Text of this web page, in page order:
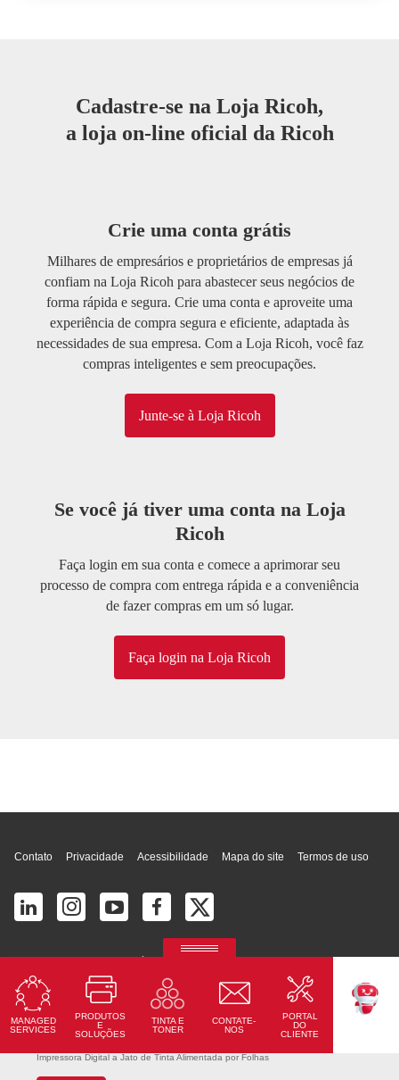
Cadastre-se na Loja Ricoh,
a loja on-line oficial da Ricoh
Crie uma conta grátis
Milhares de empresários e proprietários de empresas já
confiam na Loja Ricoh para abastecer seus negócios de
forma rápida e segura. Crie uma conta e aproveite uma
experiência de compra segura e eficiente, adaptada às
necessidades de sua empresa. Com a Loja Ricoh, você faz
compras inteligentes e sem preocupações.
Junte-se à Loja Ricoh
Se você já tiver uma conta na Loja
Ricoh
Faça login em sua conta e comece a aprimorar seu
processo de compra com entrega rápida e a conveniência
de fazer compras em um só lugar.
Faça login na Loja Ricoh
MANAGED
SERVICES
PRODUTOS
E
SOLUÇÕES
TINTA E
TONER
CONTATE-
NOS
PORTAL
DO
CLIENTE
Impressora Digital a Jato de Tinta Alimentada por Folhas
Contato Privacidade Acessibilidade Mapa do site Termos de uso
© 2026 Ricoh América Latina, Inc. Todos os direitos reservados.